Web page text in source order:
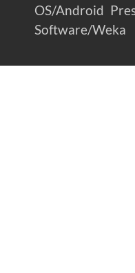
OS/Android
Software/Weka